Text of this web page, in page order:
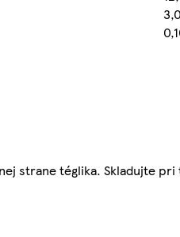
strane téglika. Skladujte